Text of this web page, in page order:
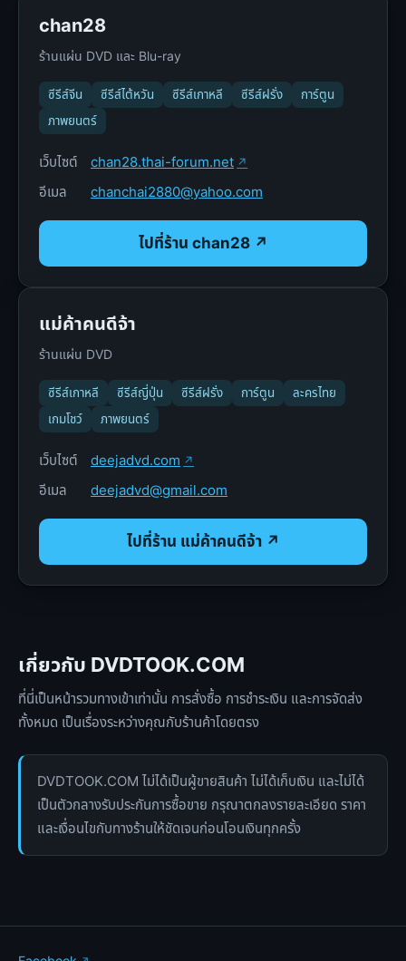
แม่ค้าคนดีจ้า
ร้านแผ่น DVD
ซีรีส์เกาหลี ซีรีส์ญี่ปุ่น ซีรีส์ฝรั่ง การ์ตูน
ละครไทย
เกมโชว์
ภาพยนตร์
เว็บไซต์
deejadvd.com
อีเมล
deejadvd@gmail.com
ไปที่ร้าน แม่ค้าคนดีจ้า ↗
chan28
ร้านแผ่น DVD และ Blu-ray
ซีรีส์จีน ซีรีส์ไต้หวัน ซีรีส์เกาหลี ซีรีส์ฝรั่ง
การ์ตูน
ภาพยนตร์
เว็บไซต์
chan28.thai-forum.net
อีเมล
chanchai2880@yahoo.com
ไปที่ร้าน chan28 ↗
เกี่ยวกับ DVDTOOK.COM
ที่นี่เป็นหน้ารวมทางเข้าเท่านั้น การสั่งซื้อ การชำระเงิน และการจัดส่ง
ทั้งหมด เป็นเรื่องระหว่างคุณกับร้านค้าโดยตรง
DVDTOOK.COM ไม่ได้เป็นผู้ขายสินค้า ไม่ได้เก็บเงิน และไม่ได้
เป็นตัวกลางรับประกันการซื้อขาย กรุณาตกลงรายละเอียด ราคา
และเงื่อนไขกับทางร้านให้ชัดเจนก่อนโอนเงินทุกครั้ง